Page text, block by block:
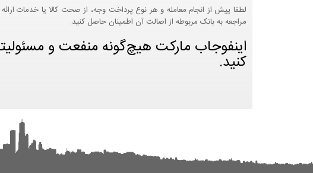
لطفا پیش از انجام معامله و هر نوع پرداخت وجه، از صحت کالا یا خدمات
مراجعه به بانک مربوطه از اصالت آن اطمینان حاصل کنید.
اینفوجاب مارکت هیچ‌گونه منفعت و
کنید.